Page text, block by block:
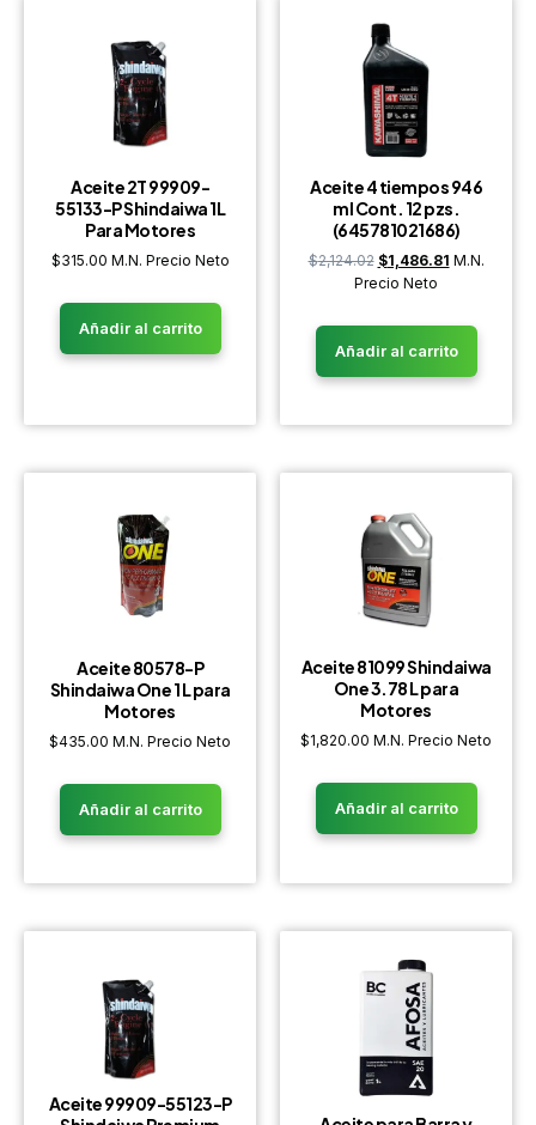
Aceite 2T 99909-
55133-P Shindaiwa 1L
Para Motores
$315.00 M.N. Precio Neto
Añadir al carrito
Aceite 4 tiempos 946
ml Cont. 12 pzs.
(645781021686)
$2,124.02 $1,486.81 M.N.
Precio Neto
Añadir al carrito
Aceite 80578-P
Shindaiwa One 1 L para
Motores
$435.00 M.N. Precio Neto
Añadir al carrito
Aceite 81099 Shindaiwa
One 3.78 L para
Motores
$1,820.00 M.N. Precio Neto
Añadir al carrito
Aceite 99909-55123-P